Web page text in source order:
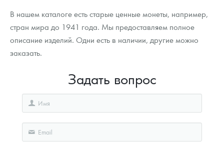
В нашем каталоге есть старые ценные монеты, например,
стран мира до 1941 года. Мы предоставляем полное
описание изделий. Одни есть в наличии, другие можно
заказать.
Задать вопрос